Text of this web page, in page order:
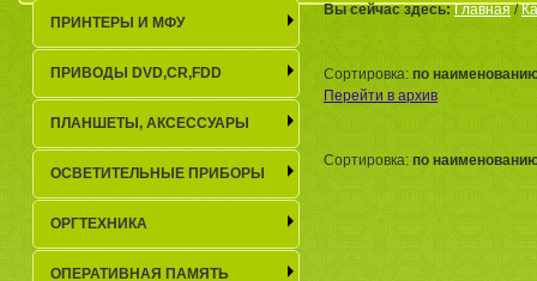
Вы сейчас здесь:Главная/
Сортировка: по
Перейти в архив
Сортировка: по
ПРИНТЕРЫ И МФУ
ПРИВОДЫ DVD,CR,FDD
ПЛАНШЕТЫ, АКСЕСCУАРЫ
ОСВЕТИТЕЛЬНЫЕ ПРИБОРЫ
ОРГТЕХНИКА
ОПЕРАТИВНАЯ ПАМЯТЬ